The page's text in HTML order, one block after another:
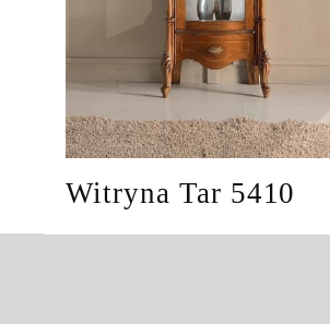
Witryna Tar 5410